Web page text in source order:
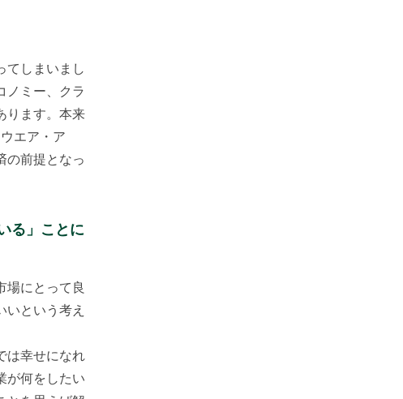
てしまいまし
ノミー、クラ
ります。本来
エア・ア
の前提となっ
る」ことに
場にとって良
いという考え
は幸せになれ
が何をしたい